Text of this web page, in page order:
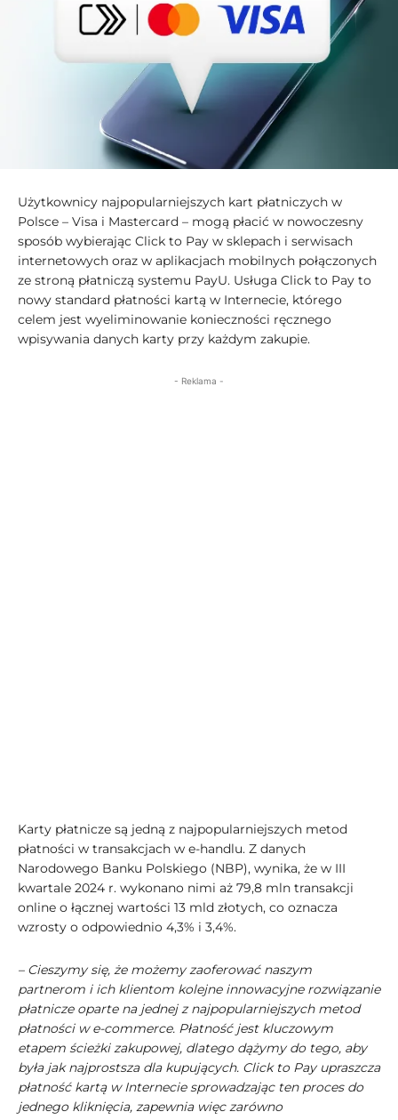
Użytkownicy najpopularniejszych kart płatniczych w
Polsce – Visa i Mastercard – mogą płacić w nowoczesny
sposób wybierając Click to Pay w sklepach i serwisach
internetowych oraz w aplikacjach mobilnych połączonych
ze stroną płatniczą systemu PayU. Usługa Click to Pay to
nowy standard płatności kartą w Internecie, którego
celem jest wyeliminowanie konieczności ręcznego
wpisywania danych karty przy każdym zakupie.
- Reklama -
Karty płatnicze są jedną z najpopularniejszych metod
płatności w transakcjach w e-handlu. Z danych
Narodowego Banku Polskiego (NBP), wynika, że w III
kwartale 2024 r. wykonano nimi aż 79,8 mln transakcji
online o łącznej wartości 13 mld złotych, co oznacza
wzrosty o odpowiednio 4,3% i 3,4%.
– Cieszymy się, że możemy zaoferować naszym
partnerom i ich klientom kolejne innowacyjne rozwiązanie
płatnicze oparte na jednej z najpopularniejszych metod
płatności w e-commerce. Płatność jest kluczowym
etapem ścieżki zakupowej, dlatego dążymy do tego, aby
była jak najprostsza dla kupujących. Click to Pay upraszcza
płatność kartą w Internecie sprowadzając ten proces do
jednego kliknięcia, zapewnia więc zarówno